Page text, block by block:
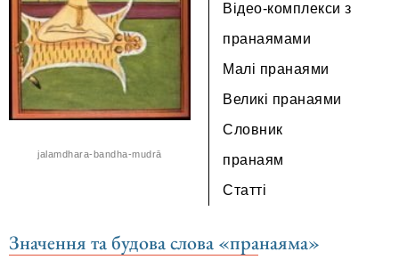
jalamdhara-bandha-mudrā
Відео-комплекси з
пранаямами
Малі пранаями
Великі пранаями
Словник
пранаям
Статті
Значення та будова слова «пранаяма»